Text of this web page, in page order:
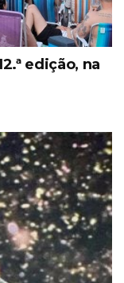
edição, na